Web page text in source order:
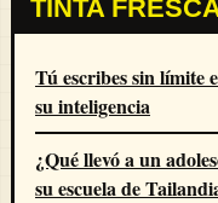
TINTA
Tú escribes sin límite
su inteligencia
¿Qué llevó a un
su escuela de